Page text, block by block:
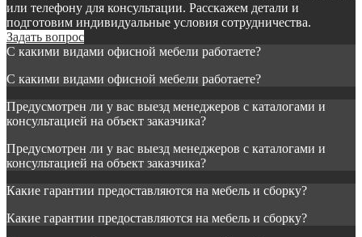
или телефону для консультации. Расскажем детали и
подготовим индивидуальные условия сотрудничества.
Задать вопрос
С какими видами офисной мебели работаете?
С какими видами офисной мебели работаете?
Предусмотрен ли у вас выезд менеджеров с каталогами и
консультацией на объект заказчика?
Предусмотрен ли у вас выезд менеджеров с каталогами и
консультацией на объект заказчика?
Какие гарантии предоставляются на мебель и сборку?
Какие гарантии предоставляются на мебель и сборку?